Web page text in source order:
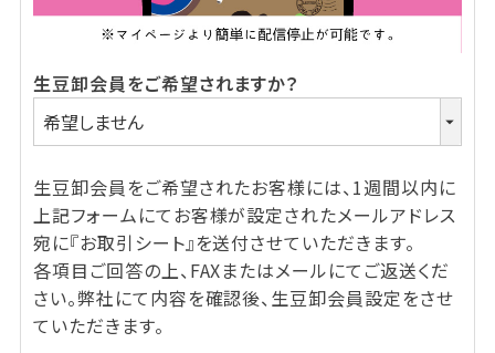
生豆卸会員をご希望されますか？
生豆卸会員をご希望されたお客様には、1週間以内に
上記フォームにてお客様が設定されたメールアドレス
宛に『お取引シート』を送付させていただきます。
各項目ご回答の上、FAXまたはメールにてご返送くだ
さい。弊社にて内容を確認後、生豆卸会員設定をさせ
ていただきます。